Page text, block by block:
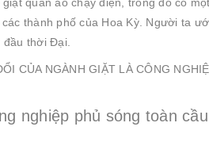
quần áo chạy điện, trong đó có
các thành phố của Hoa Kỳ. Người ta
đầu thời Đại.
nghiệp phủ sóng toàn cầu